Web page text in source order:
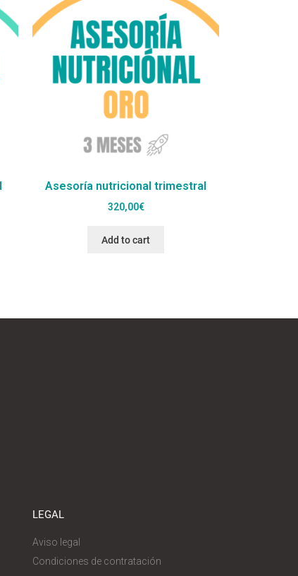
Asesoría nutricional trimestral
320,00€
Add to cart
LEGAL
Aviso legal
Condiciones de contratación